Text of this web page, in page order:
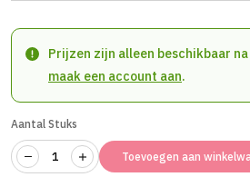
Prijzen zijn alleen beschikbaar
maak een account aan.
Aantal Stuks
Toevoegen aan